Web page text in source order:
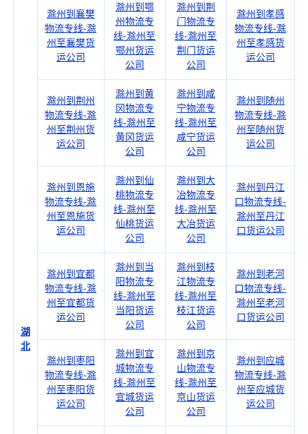
湖
北
滁州到襄樊
物流专线-滁
州至襄樊货
运公司
滁州到鄂
州物流专
线-滁州至
鄂州货运
公司
滁州到荆
门物流专
线-滁州至
荆门货运
公司
滁州到孝感
物流专线-滁
州至孝感货
运公司
滁州到荆州
物流专线-滁
州至荆州货
运公司
滁州到黄
冈物流专
线-滁州至
黄冈货运
公司
滁州到咸
宁物流专
线-滁州至
咸宁货运
公司
滁州到随州
物流专线-滁
州至随州货
运公司
滁州到恩施
物流专线-滁
州至恩施货
运公司
滁州到仙
桃物流专
线-滁州至
仙桃货运
公司
滁州到大
冶物流专
线-滁州至
大冶货运
公司
滁州到丹江
口物流专线-
滁州至丹江
口货运公司
滁州到宜都
物流专线-滁
州至宜都货
运公司
滁州到当
阳物流专
线-滁州至
当阳货运
公司
滁州到枝
江物流专
线-滁州至
枝江货运
公司
滁州到老河
口物流专线-
滁州至老河
口货运公司
滁州到枣阳
物流专线-滁
州至枣阳货
运公司
滁州到宜
城物流专
线-滁州至
宜城货运
公司
滁州到京
山物流专
线-滁州至
京山货运
公司
滁州到应城
物流专线-滁
州至应城货
运公司